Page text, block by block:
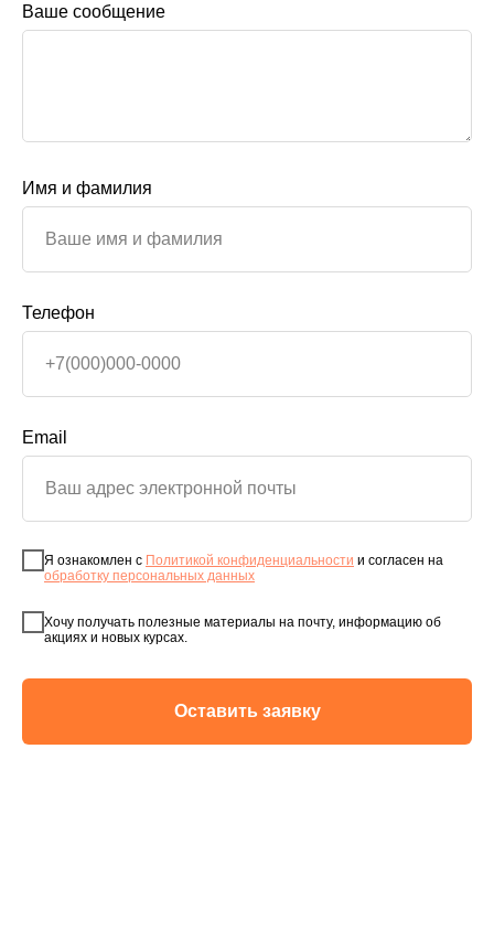
Ваше сообщение
Имя и фамилия
Телефон
Email
Я ознакомлен с Политикой конфиденциальности и согласен на
обработку персональных данных
Хочу получать полезные материалы на почту, информацию об
акциях и новых курсах.
Оставить заявку